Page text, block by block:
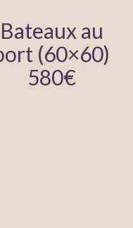
Bateaux au
(60×60)
580€